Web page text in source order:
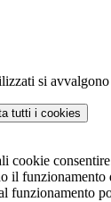
si
tutti i cookies
cookie
il
funzionamento